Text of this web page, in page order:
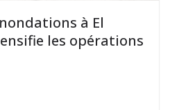
à El
les opérations